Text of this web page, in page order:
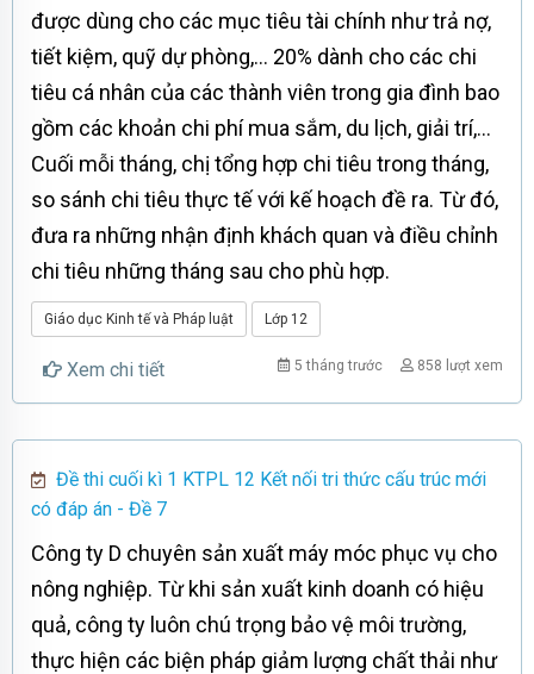
được dùng cho các mục tiêu tài chính như trả nợ,
tiết kiệm, quỹ dự phòng,... 20% dành cho các chi
tiêu cá nhân của các thành viên trong gia đình bao
gồm các khoản chi phí mua sắm, du lịch, giải trí,...
Cuối mỗi tháng, chị tổng hợp chi tiêu trong tháng,
so sánh chi tiêu thực tế với kế hoạch đề ra. Từ đó,
đưa ra những nhận định khách quan và điều chỉnh
chi tiêu những tháng sau cho phù hợp.
Giáo dục Kinh tế và Pháp luật Lớp 12
Xem chi tiết 858 lượt xem
5 tháng trước
Đề thi cuối kì 1 KTPL 12 Kết nối tri thức cấu trúc mới
có đáp án - Đề 7
Công ty D chuyên sản xuất máy móc phục vụ cho
nông nghiệp. Từ khi sản xuất kinh doanh có hiệu
quả, công ty luôn chú trọng bảo vệ môi trường,
thực hiện các biện pháp giảm lượng chất thải như